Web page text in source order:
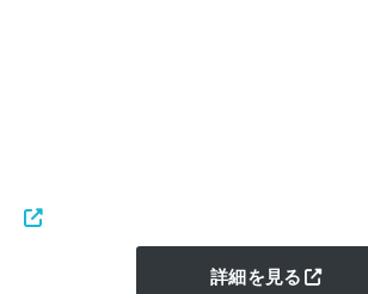
詳細を見る